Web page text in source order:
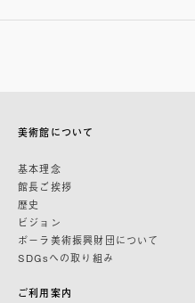
美術館について
基本理念
館長ご挨拶
歴史
ビジョン
ポーラ美術振興財団について
SDGsへの取り組み
ご利用案内